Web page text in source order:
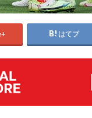
はてブ